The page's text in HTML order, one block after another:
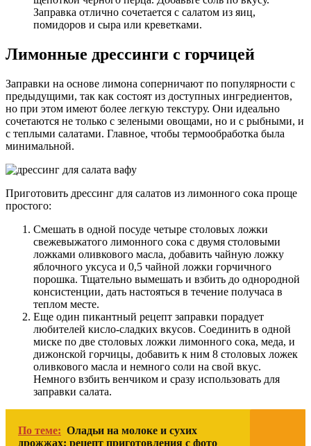
Заправка отлично сочетается с салатом из яиц,
помидоров и сыра или креветками.
Лимонные дрессинги с горчицей
Заправки на основе лимона соперничают по популярности с
предыдущими, так как состоят из доступных ингредиентов,
но при этом имеют более легкую текстуру. Они идеально
сочетаются не только с зелеными овощами, но и с рыбными, и
с теплыми салатами. Главное, чтобы термообработка была
минимальной.
Приготовить дрессинг для салатов из лимонного сока проще
простого:
Смешать в одной посуде четыре столовых ложки
свежевыжатого лимонного сока с двумя столовыми
ложками оливкового масла, добавить чайную ложку
яблочного уксуса и 0,5 чайной ложки горчичного
порошка. Тщательно вымешать и взбить до однородной
консистенции, дать настояться в течение получаса в
теплом месте.
Еще один пикантный рецепт заправки порадует
любителей кисло-сладких вкусов. Соединить в одной
миске по две столовых ложки лимонного сока, меда, и
дижонской горчицы, добавить к ним 8 столовых ложек
оливкового масла и немного соли на свой вкус.
Немного взбить венчиком и сразу использовать для
заправки салата.
По теме: Оладьи на молоке и сухих
дрожжах: рецепт приготовления с фото